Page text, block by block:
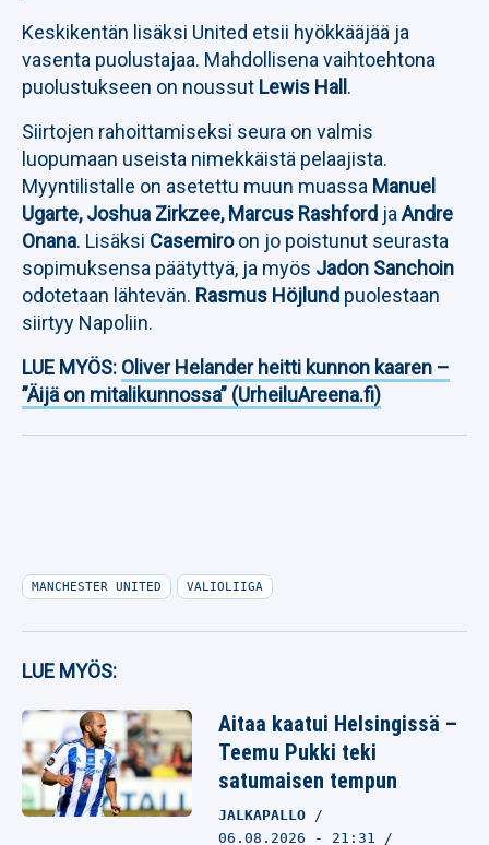
Keskikentän lisäksi United etsii hyökkääjää ja
vasenta puolustajaa. Mahdollisena vaihtoehtona
puolustukseen on noussut Lewis Hall .
Siirtojen rahoittamiseksi seura on valmis
luopumaan useista nimekkäistä pelaajista.
Myyntilistalle on asetettu muun muassa Manuel
Ugarte, Joshua Zirkzee, Marcus Rashford ja Andre
Onana. Lisäksi Casemiroon jo poistunut seurasta
sopimuksensa päätyttyä, ja myös Jadon Sanchoin
odotetaan lähtevän. Rasmus Höjlund puolestaan
siirtyy Napoliin.
LUE MYÖS: Oliver Helander heitti kunnon kaaren –
”Äijä on mitalikunnossa” (UrheiluAreena.fi)
MANCHESTER UNITED VALIOLIIGA
LUE MYÖS:
Aitaa kaatui Helsingissä –
Teemu Pukki teki
satumaisen tempun
JALKAPALLO
06.08.2026 - 21:31